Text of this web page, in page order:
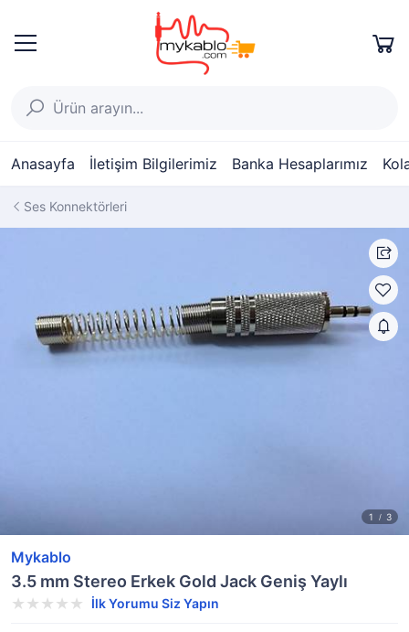
Anasayfa İletişim Bilgilerimiz Banka Hesaplarımız
Ses Konnektörleri
Mykablo
3.5 mm Stereo Erkek Gold Jack Geniş Yaylı
İlk Yorumu Siz Yapın